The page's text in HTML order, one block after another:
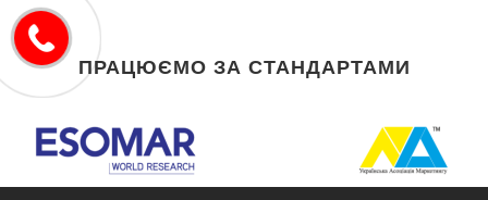
ПРАЦЮЄМО ЗА СТАНДАРТАМИ